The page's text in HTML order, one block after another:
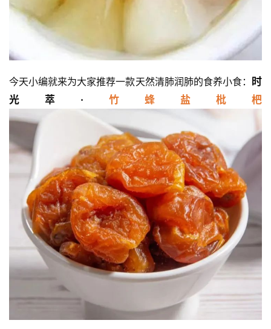
今天小编就来为大家推荐一款天然清肺润肺的食养小食： 时
光萃 · 竹蜂盐枇杷